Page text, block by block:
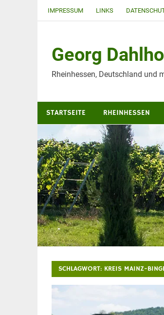
IMPRESSUM LINKS
Georg
Rheinhessen, Deutschland und
STARTSEITE RHEINHESSEN
SCHLAGWORT: KREIS MAINZ-